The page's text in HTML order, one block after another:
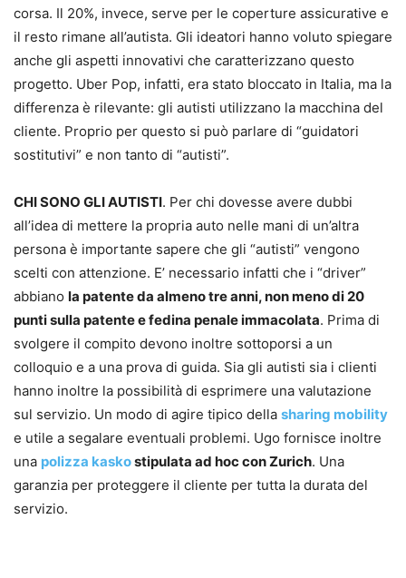
corsa. Il 20%, invece, serve per le coperture assicurative e
il resto rimane all’autista. Gli ideatori hanno voluto spiegare
anche gli aspetti innovativi che caratterizzano questo
progetto. Uber Pop, infatti, era stato bloccato in Italia, ma la
differenza è rilevante: gli autisti utilizzano la macchina del
cliente. Proprio per questo si può parlare di “guidatori
sostitutivi” e non tanto di “autisti”.
CHI SONO GLI AUTISTI. Per chi dovesse avere dubbi
all’idea di mettere la propria auto nelle mani di un’altra
persona è importante sapere che gli “autisti” vengono
scelti con attenzione. E’ necessario infatti che i “driver”
abbiano la patente da almeno tre anni, non meno di20
punti sulla patenteefedina penaleimmacolata. Prima di
svolgere il compito devono inoltre sottoporsi a un
colloquio e a una prova di guida. Sia gli autisti sia i clienti
hanno inoltre la possibilità di esprimere una valutazione
sul servizio. Un modo di agire tipico della sharing mobility
e utile a segalare eventuali problemi. Ugo fornisce inoltre
una polizza kaskostipulata ad hoc conZurich. Una
garanzia per proteggere il cliente per tutta la durata del
servizio.